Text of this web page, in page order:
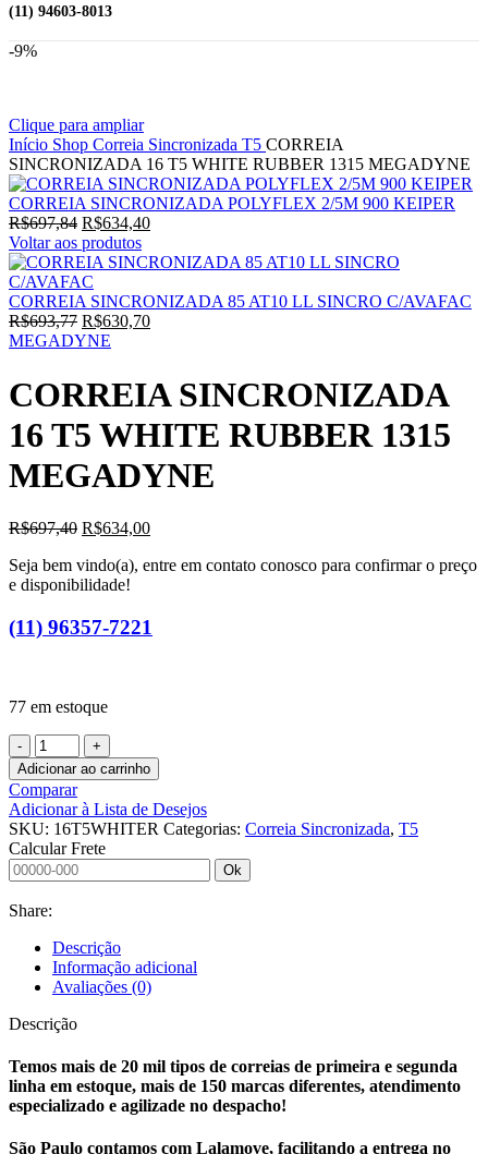
(11) 94603-8013
-9%
Clique para ampliar
Início Shop Correia Sincronizada T5 CORREIA
SINCRONIZADA 16 T5 WHITE RUBBER 1315 MEGADYNE
CORREIA SINCRONIZADA POLYFLEX 2/5M 900 KEIPER
R$697,84 O
preço
original
era:
R$697,84.
R$634,40O
atual
R$634,40.
Voltar aos produtos
CORREIA SINCRONIZADA 85 AT10 LL SINCRO C/AVAFAC
R$693,77 O
preço
era:
R$693,77.
R$630,70O
é:
R$630,70.
MEGADYNE
CORREIA SINCRONIZADA
16 T5 WHITE RUBBER 1315
MEGADYNE
R$697,40 O
original
era:
R$634,00O
atual
Seja bem vindo(a), entre em contato conosco para confirmar o preço
e disponibilidade!
(11) 96357-7221
77 em estoque
CORREIA
SINCRONIZADA
16
T5
WHITE
RUBBER
1315
MEGADYNE
Adicionar ao carrinho
Comparar
Adicionar à Lista de Desejos
SKU: 16T5WHITER Categorias: Correia Sincronizada, T5
Calcular Frete
Ok
Share:
Descrição
Informação adicional
Avaliações (0)
Descrição
Temos mais de 20 mil tipos de correias de primeira e segunda
linha em estoque, mais de 150 marcas diferentes, atendimento
especializado e agilizade no despacho!
São Paulo contamos com Lalamove, facilitando a entrega no